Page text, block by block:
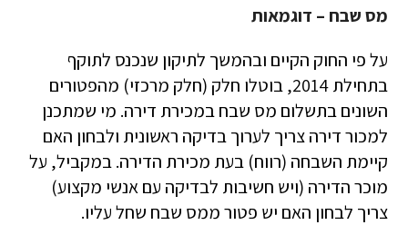
מס שבח – דוגמאות
על פי החוק הקיים ובהמשך לתיקון שנכנס לתוקף
בתחילת 2014, בוטלו חלק (חלק מרכזי) מהפטורים
השונים בתשלום מס שבח במכירת דירה. מי שמתכנן
למכור דירה צריך לערוך בדיקה ראשונית ולבחון האם
קיימת השבחה (רווח) בעת מכירת הדירה. במקביל, על
מוכר הדירה (ויש חשיבות לבדיקה עם אנשי מקצוע)
צריך לבחון האם יש פטור ממס שבח שחל עליו.